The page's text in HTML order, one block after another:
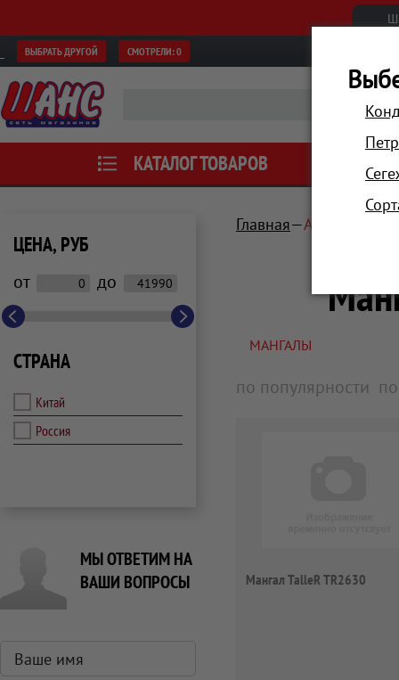
ВЫБРАТЬ ДРУГОЙ СМОТРЕЛИ:0
КАТАЛОГ ТОВАРОВ АКЦИИ
ЦЕНА, РУБ
от до
СТРАНА
Китай
Россия
МЫ ОТВЕТИМ НА
ВАШИ ВОПРОСЫ
Главная Автотовары,
МАНГАЛЫ
по популярности
Мангал TalleR TR2630